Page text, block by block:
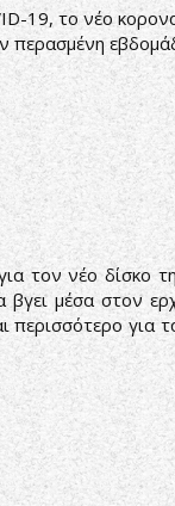
19, το νέο
περασμένη
τον νέο δίσκο
μέσα στον
περισσότερο για